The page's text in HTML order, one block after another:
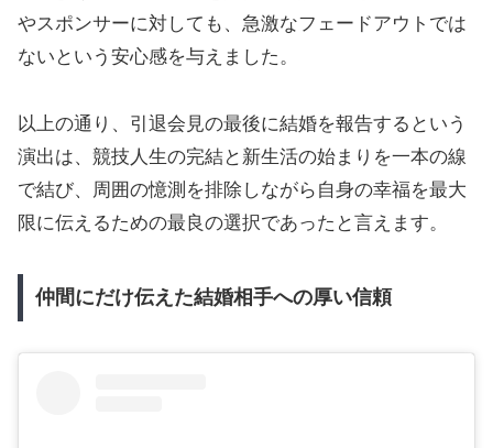
やスポンサーに対しても、急激なフェードアウトでは
ないという安心感を与えました。
以上の通り、引退会見の最後に結婚を報告するという
演出は、競技人生の完結と新生活の始まりを一本の線
で結び、周囲の憶測を排除しながら自身の幸福を最大
限に伝えるための最良の選択であったと言えます。
仲間にだけ伝えた結婚相手への厚い信頼